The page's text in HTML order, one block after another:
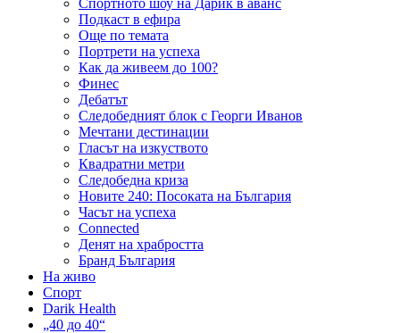
Спортното шоу на Дарик в аванс
Подкаст в ефира
Още по темата
Портрети на успеха
Как да живеем до 100?
Финес
Дебатът
Следобедният блок с Георги Иванов
Мечтани дестинации
Гласът на изкуството
Квадратни метри
Следобедна криза
Новите 240: Посоката на България
Часът на успеха
Connected
Денят на храбростта
Бранд България
На живо
Спорт
Darik Health
„40 до 40“